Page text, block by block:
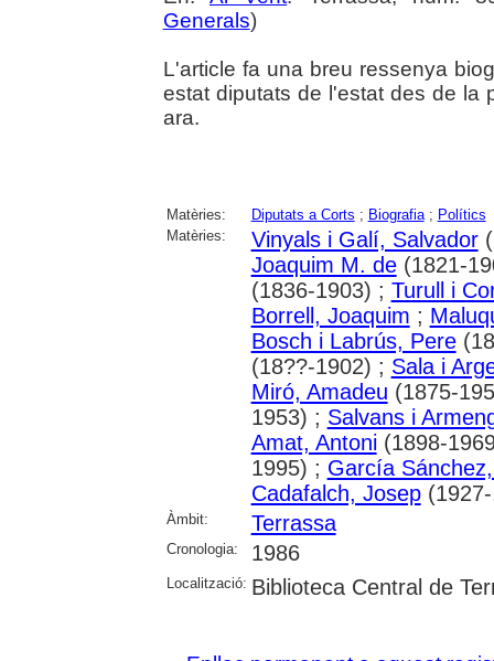
Generals)
L'article fa una breu ressenya
estat diputats de l'estat des de la
ara.
Matèries: Diputats a Corts ; Biografia; Polítics
Matèries:
Vinyals i Galí, Salvador
Joaquim M. de(1821-
(1836-1903) ; Turull i
Borrell, Joaquim ;
Bosch i Labrús, Pere
(18??-1902) ; Sala i
Miró, Amadeu (1875-
1953) ; Salvans i
Amat, Antoni(1898-
1995) ; García
Cadafalch, Josep
Àmbit: Terrassa
Cronologia: 1986
Localització: Biblioteca Central de